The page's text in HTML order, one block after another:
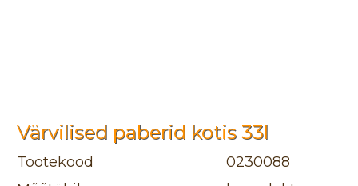
Värvilised paberid kotis 33l
Tootekood
0230088